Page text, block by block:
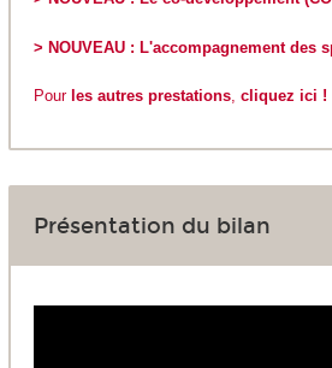
> NOUVEAU : L'accompagnement des
Pour les autres prestations, cliquez ici !
Présentation du bilan